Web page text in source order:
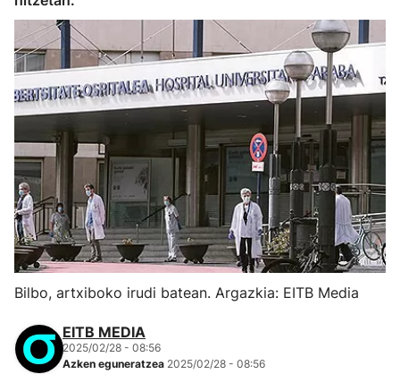
Bilbo, artxiboko irudi batean. Argazkia: EITB Media
EITB MEDIA
2025/02/28 - 08:56
Azken eguneratzea 2025/02/28 - 08:56